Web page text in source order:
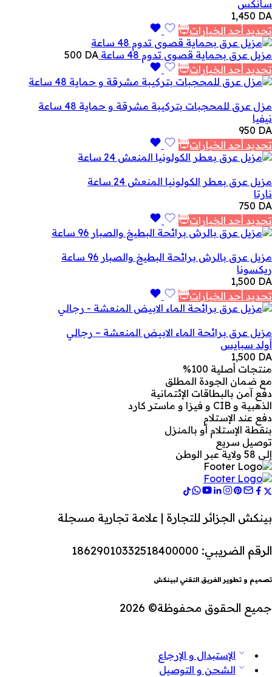
سانكس
1,450 DA
تحديد أحد الخيارات
مزيل عرق بحماية قصوى تدوم 48 ساعة
500 DA
تحديد أحد الخيارات
مزل عرق للمحجبات بتركيبة مشرقة و حماية 48 ساعة
نيفيا
950 DA
تحديد أحد الخيارات
مزيل عرق بعطر الكولونيا المنعش 24 ساعة
نارتا
750 DA
تحديد أحد الخيارات
مزيل عرق بالرش برائحة البطيخ والصبار 96 ساعة
ريكسونا
1,500 DA
تحديد أحد الخيارات
مزيل عرق برائحة الماء الابيض المنعشة – رجالي
أولد سبايس
1,500 DA
منتجات أصلية 100%
مع ضمان الجودة المطلق
دفع آمن بالبطاقات الإئتمانية
الذهبية و CIB و فيزا و ماستر كارد
دفع عند الإستلام
بنقطة الإستلام أو بالمنزل
توصيل سريع
إلى 58 ولاية عبر الوطن
بينكش الجزائر للتجارة | علامة تجارية مسجلة
الرقم الضريبي: 18629010332518400000
تصميم و تطوير الفريق التقني لبينكش
جميع الحقوق محفوظة© 2026
الإستبدال و الإرجاع
الشحن و التوصيل